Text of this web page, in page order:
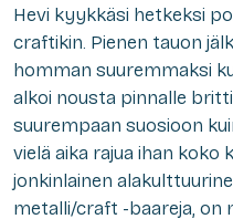
Hevi kyykkäsi hetkeksi
craftikin. Pienen tauon
homman suuremmaksi
alkoi nousta pinnalle
suurempaan suosioon
vielä aika rajua ihan koko
jonkinlainen
metalli/craft -baareja, on